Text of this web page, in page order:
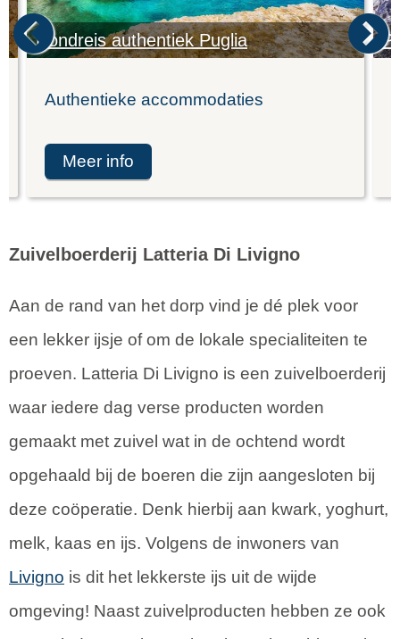
Rondreis authentiek Puglia
Authentieke accommodaties
meer info
Zuivelboerderij Latteria Di Livigno
Aan de rand van het dorp vind je dé plek voor
een lekker ijsje of om de lokale specialiteiten te
proeven. Latteria Di Livigno is een zuivelboerderij
waar iedere dag verse producten worden
gemaakt met zuivel wat in de ochtend wordt
opgehaald bij de boeren die zijn aangesloten bij
deze coöperatie. Denk hierbij aan kwark, yoghurt,
melk, kaas en ijs. Volgens de inwoners van
Livigno is dit het lekkerste ijs uit de wijde
omgeving! Naast zuivelproducten hebben ze ook